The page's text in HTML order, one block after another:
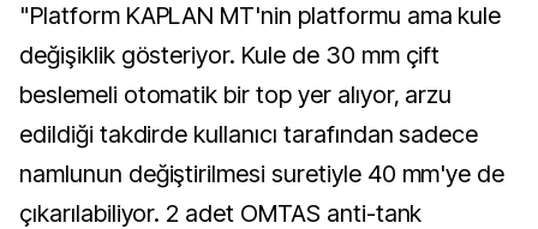
"Platform KAPLAN MT'nin platformu ama kule
değişiklik gösteriyor. Kule de 30 mm çift
beslemeli otomatik bir top yer alıyor, arzu
edildiği takdirde kullanıcı tarafından sadece
namlunun değiştirilmesi suretiyle 40 mm'ye de
çıkarılabiliyor. 2 adet OMTAS anti-tank